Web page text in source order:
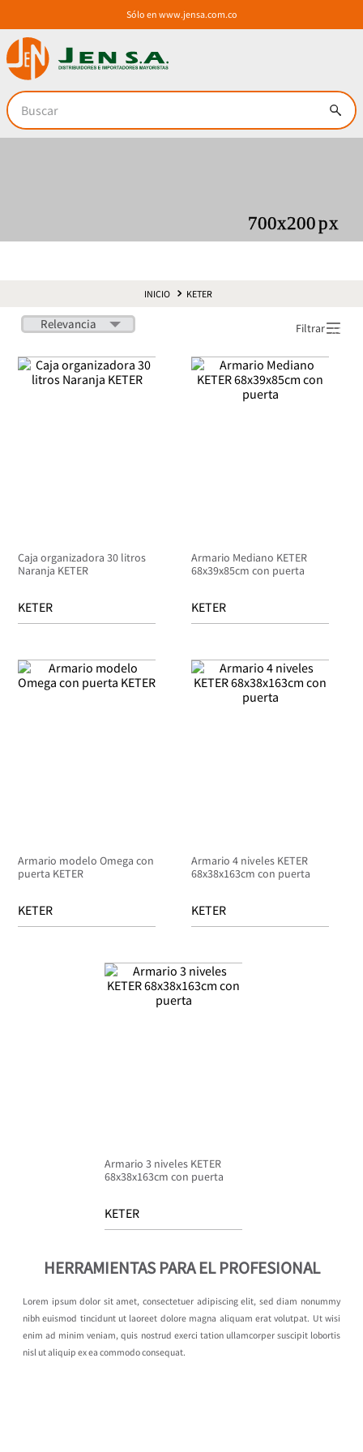
Sólo en www.jensa.com.co
Buscar
KETER
Relevancia Filtrar
Caja organizadora 30 litros
Naranja KETER
KETER
Armario Mediano KETER
68x39x85cm con puerta
KETER
Armario modelo Omega con
puerta KETER
KETER
Armario 4 niveles KETER
68x38x163cm con puerta
KETER
Armario 3 niveles KETER
68x38x163cm con puerta
KETER
HERRAMIENTAS PARA EL PROFESIONAL
Lorem ipsum dolor sit amet, consectetuer adipiscing elit, sed diam nonummy
nibh euismod tincidunt ut laoreet dolore magna aliquam erat volutpat. Ut wisi
enim ad minim veniam, quis nostrud exerci tation ullamcorper suscipit lobortis
nisl ut aliquip ex ea commodo consequat.